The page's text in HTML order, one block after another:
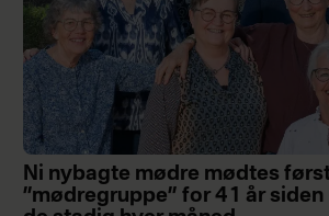
Ni nybagte mødre mødtes
”mødregruppe” for 41 år siden